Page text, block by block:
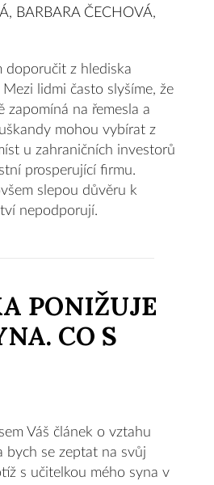
BARBARA ČECHOVÁ,
doporučit z hlediska
lidmi často slyšíme, že
zapomíná na řemesla a
mohou vybírat z
u zahraničních investorů
prosperující firmu.
slepou důvěru k
nepodporují.
PONIŽUJE
CO S
Váš článek o vztahu
bych se zeptat na svůj
s učitelkou mého syna v